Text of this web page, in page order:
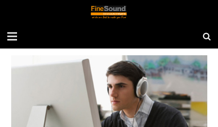
Tag: Produtividade